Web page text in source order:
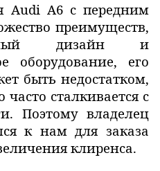
Audi A6 с передним
преимуществ,
дизайн и
оборудование, его
быть недостатком,
часто сталкивается с
Поэтому владелец
к нам для заказа
клиренса.